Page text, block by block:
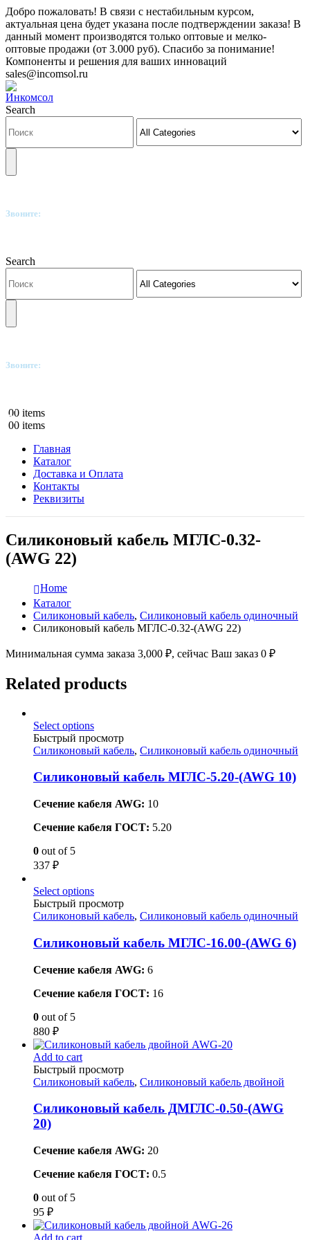
Добро пожаловать! В связи с нестабильным курсом,
актуальная цена будет указана после подтверждении заказа! В
данный момент производятся только оптовые и мелко-
оптовые продажи (от 3.000 руб). Спасибо за понимание!
Компоненты и решения для ваших инноваций
sales@incomsol.ru
Search
Звоните:
Search
Звоните:
00 items
00 items
Главная
Каталог
Доставка и Оплата
Контакты
Реквизиты
Силиконовый кабель МГЛС-0.32-
(AWG 22)
Home
Каталог
Силиконовый кабель, Силиконовый кабель одиночный
Силиконовый кабель МГЛС-0.32-(AWG 22)
Минимальная сумма заказа 3,000 ₽, сейчас Ваш заказ 0 ₽
Related products
Select options
Быстрый просмотр
Силиконовый кабель, Силиконовый кабель одиночный
Силиконовый кабель МГЛС-5.20-(AWG 10)
Сечение кабеля AWG: 10
Сечение кабеля ГОСТ: 5.20
0 out of 5
337 ₽
Select options
Быстрый просмотр
Силиконовый кабель, Силиконовый кабель одиночный
Силиконовый кабель МГЛС-16.00-(AWG 6)
Сечение кабеля AWG: 6
Сечение кабеля ГОСТ: 16
0 out of 5
880 ₽
Add to cart
Быстрый просмотр
Силиконовый кабель, Силиконовый кабель двойной
Силиконовый кабель ДМГЛС-0.50-(AWG
20)
Сечение кабеля AWG: 20
Сечение кабеля ГОСТ: 0.5
0 out of 5
95 ₽
Add to cart